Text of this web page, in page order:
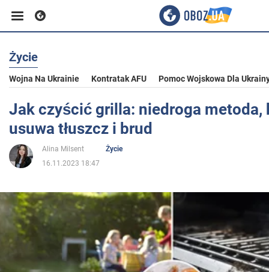
Biznes
Sport
Rozrywka
Polityka
Społeczeństwo
Życie
Wojna Na Ukrainie Kontratak AFU Pomoc Wojskowa Dla
Jak czyścić grilla: niedroga metoda,
usuwa tłuszcz i brud
Alina Milsent
Życie
16.11.2023 18:47